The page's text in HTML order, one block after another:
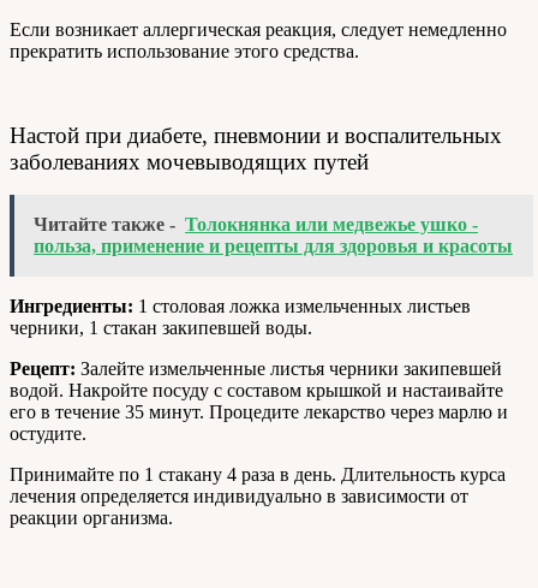
Если возникает аллергическая реакция, следует немедленно
прекратить использование этого средства.
Настой при диабете, пневмонии и воспалительных
заболеваниях мочевыводящих путей
Читайте также - Толокнянка или медвежье ушко -
польза, применение и рецепты для здоровья и красоты
Ингредиенты: 1 столовая ложка измельченных листьев
черники, 1 стакан закипевшей воды.
Рецепт: Залейте измельченные листья черники закипевшей
водой. Накройте посуду с составом крышкой и настаивайте
его в течение 35 минут. Процедите лекарство через марлю и
остудите.
Принимайте по 1 стакану 4 раза в день. Длительность курса
лечения определяется индивидуально в зависимости от
реакции организма.